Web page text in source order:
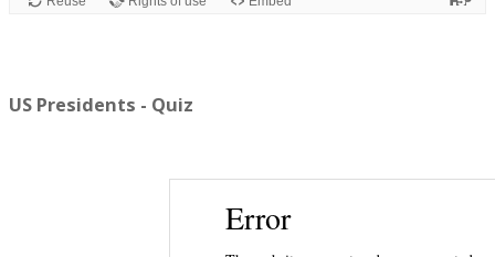
US Presidents - Quiz